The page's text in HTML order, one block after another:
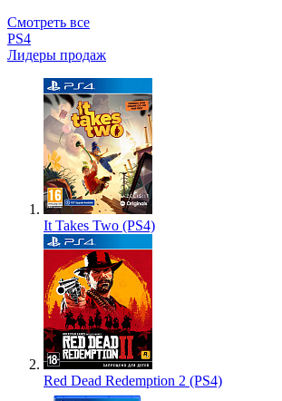
Смотреть все
PS4
Лидеры продаж
It Takes Two (PS4)
Red Dead Redemption 2 (PS4)